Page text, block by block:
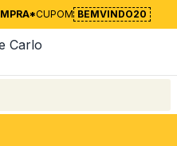
CUPOM BEMVINDO20